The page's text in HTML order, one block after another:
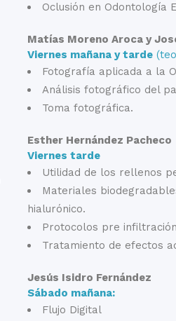
Oclusión en Odontología
Matías Moreno Aroca y
Viernes mañana y tarde
Fotografía aplicada a la
Análisis fotográfico del
Toma fotográfica.
Esther Hernández Pacheco
Viernes tarde
Utilidad de los rellenos
Materiales
hialurónico.
Protocolos pre
Tratamiento de efectos
Jesús Isidro Fernández
Sábado mañana:
Flujo Digital